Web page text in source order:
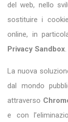
del web, nello
sostituire i
online, in
Privacy Sandbox.
La nuova
dal mondo
attraverso
e con